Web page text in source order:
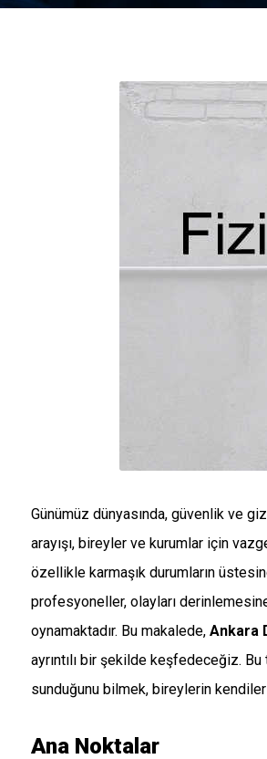
Günümüz dünyasında, güvenlik ve
arayışı, bireyler ve kurumlar için
özellikle karmaşık durumların
profesyoneller, olayları
oynamaktadır. Bu makalede, Ankara
ayrıntılı bir şekilde keşfedeceğiz.
sunduğunu bilmek, bireylerin
Ana Noktalar